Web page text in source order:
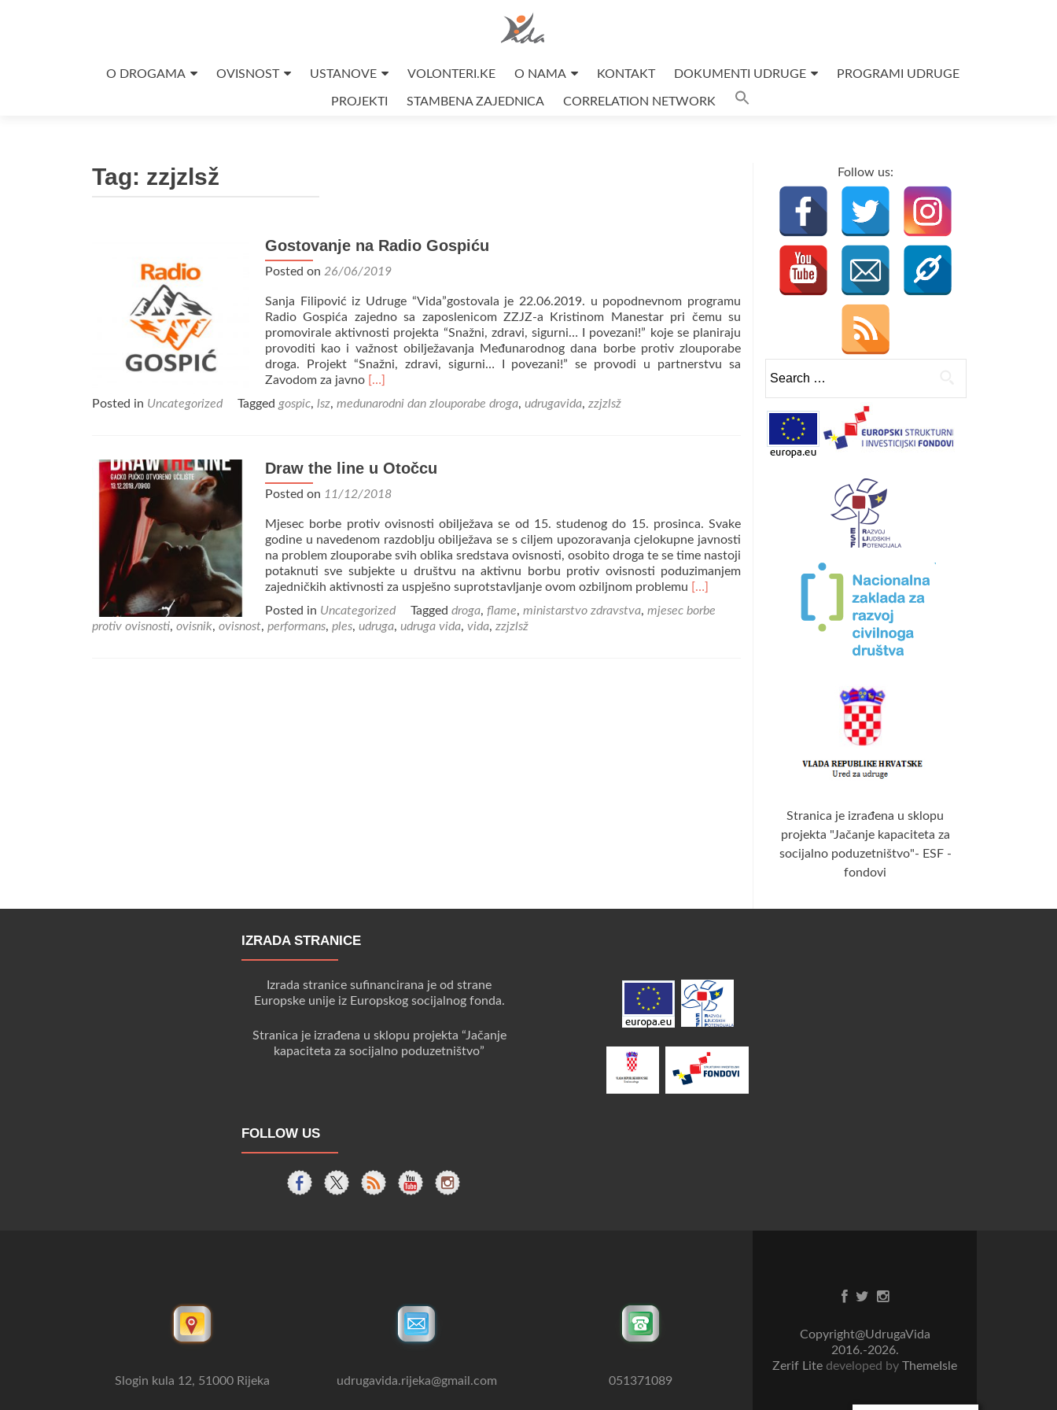
SkipO DROGAMA OVISNOST USTANOVE VOLONTERI.KE O NAMA KONTAKT DOKUMENTI UDRUGE PROGRAMI UDRUGE
PROJEKTI STAMBENA ZAJEDNICA CORRELATION NETWORK
Tag: zzjzlsž
Gostovanje na Radio Gospiću
Posted on 26/06/2019
Sanja Filipović iz Udruge “Vida”gostovala je 22.06.2019. u popodnevnom programu
Radio Gospića zajedno sa zaposlenicom ZZJZ-a Kristinom Manestar pri čemu su
promovirale aktivnosti projekta “Snažni, zdravi, sigurni… I povezani!” koje se planiraju
provoditi kao i važnost obilježavanja Međunarodnog dana borbe protiv zlouporabe
droga. Projekt “Snažni, zdravi, sigurni… I povezani!” se provodi u partnerstvu sa
Zavodom za javno Read
about
Gospiću
[…]
Posted in Uncategorized Tagged gospic, lsz, medunarodni dan zlouporabe droga, udrugavida, zzjzlsž
Draw the line u Otočcu
Posted on 11/12/2018
Mjesec borbe protiv ovisnosti obilježava se od 15. studenog do 15. prosinca. Svake
godine u navedenom razdoblju obilježava se s ciljem upozoravanja cjelokupne javnosti
na problem zlouporabe svih oblika sredstava ovisnosti, osobito droga te se time nastoji
potaknuti sve subjekte u društvu na aktivnu borbu protiv ovisnosti poduzimanjem
zajedničkih aktivnosti za uspješno suprotstavljanje ovom ozbiljnom problemu Read
about
[…]
Posted in Uncategorized Tagged droga, flame, ministarstvo zdravstva, mjesec borbe
protiv ovisnosti, ovisnik, ovisnost, performans, ples, udruga, udruga vida, vida, zzjzlsž
Follow us:
for:
Stranica je izrađena u sklopu
projekta "Jačanje kapaciteta za
socijalno poduzetništvo"- ESF -
fondovi
IZRADA STRANICE
Izrada stranice sufinancirana je od strane
Europske unije iz Europskog socijalnog fonda.
Stranica je izrađena u sklopu projekta “Jačanje
kapaciteta za socijalno poduzetništvo”
FOLLOW US
Slogin kula 12, 51000 Rijeka udrugavida.rijeka@gmail.com 051371089
Facebook
TwitterInstagram
Copyright@UdrugaVida
2016.-2026.
Zerif Lite developed by ThemeIsle